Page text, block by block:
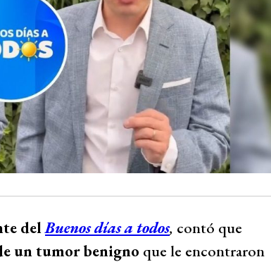
delBuenos días a todos, contó que
un tumor benigno que le encontraron